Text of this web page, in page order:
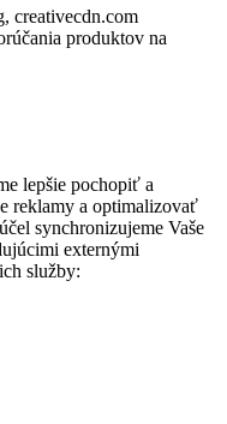
creativecdn.com
produktov na
lepšie pochopiť a
reklamy a optimalizovať
synchronizujeme Vaše
externými
služby: